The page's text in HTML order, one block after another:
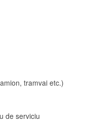
tramvai etc.)
de serviciu